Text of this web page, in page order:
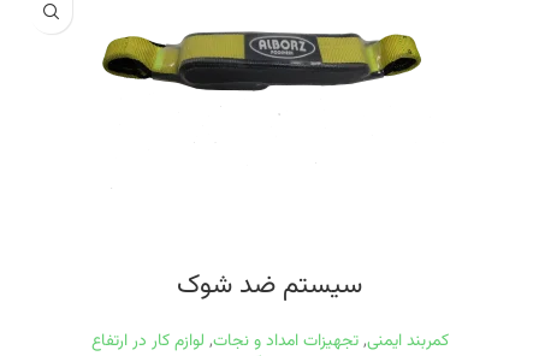
سیستم ضد شوک
کمربند ایمنی, تجهیزات امداد و نجات, لوازم کار در ارتفاع